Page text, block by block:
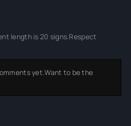
length is 20 signs.Respect
yet.Want to be the